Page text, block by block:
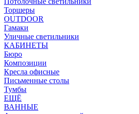
Торшеры
OUTDOOR
Гамаки
Уличные светильники
КАБИНЕТЫ
Бюро
Композиции
Кресла офисные
Письменные столы
Тумбы
ЕЩЁ
ВАННЫЕ